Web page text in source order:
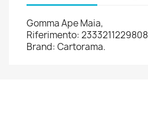
Gomma Ape Maia,
Riferimento: 2333211229808
Brand: Cartorama.